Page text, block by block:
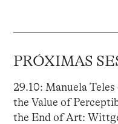
PRÓXIMAS
29.10: Manuela Teles
the Value of
the End of Art: